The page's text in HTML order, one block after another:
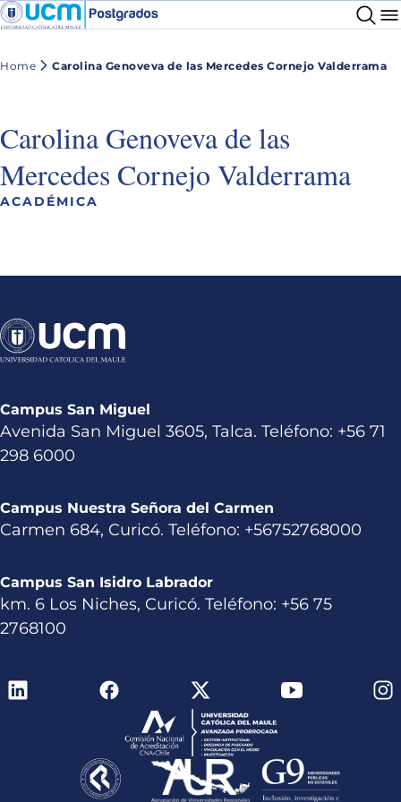
Home Carolina Genoveva de las Mercedes Cornejo Valderrama
Carolina Genoveva de las
Mercedes Cornejo Valderrama
ACADÉMICA
Campus San Miguel
Avenida San Miguel 3605, Talca. Teléfono: +56 71
298 6000
Campus Nuestra Señora del Carmen
Carmen 684, Curicó. Teléfono: +56752768000
Campus San Isidro Labrador
km. 6 Los Niches, Curicó. Teléfono: +56 75
2768100